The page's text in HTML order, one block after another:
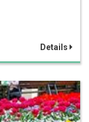
Details